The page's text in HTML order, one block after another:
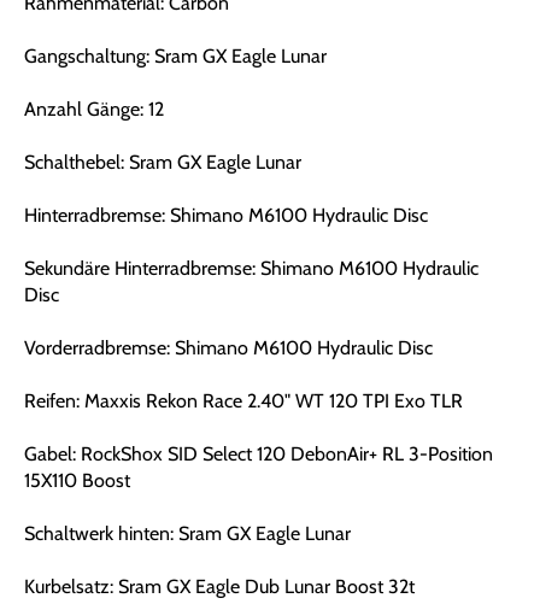
Gangschaltung: Sram GX Eagle Lunar
Anzahl Gänge: 12
Schalthebel: Sram GX Eagle Lunar
Hinterradbremse: Shimano M6100 Hydraulic Disc
Sekundäre Hinterradbremse: Shimano M6100 Hydraulic
Disc
Vorderradbremse: Shimano M6100 Hydraulic Disc
Reifen: Maxxis Rekon Race 2.40" WT 120 TPI Exo TLR
Gabel: RockShox SID Select 120 DebonAir+ RL 3-Position
15X110 Boost
Schaltwerk hinten: Sram GX Eagle Lunar
Kurbelsatz: Sram GX Eagle Dub Lunar Boost 32t